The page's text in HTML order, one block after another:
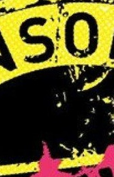
le
des
à la
œuvres